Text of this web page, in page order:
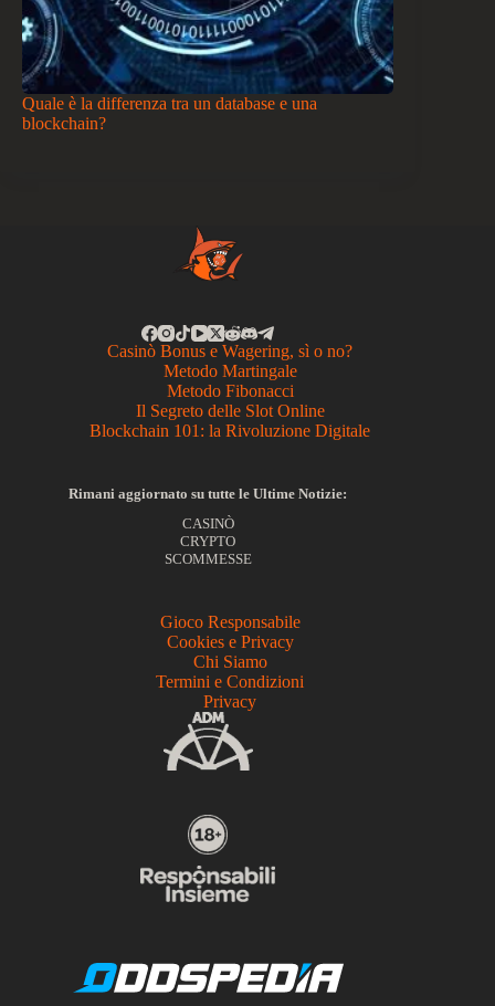
Quale è la differenza tra un database e una
blockchain?
Casinò Bonus e Wagering, sì o no?
Metodo Martingale
Metodo Fibonacci
Il Segreto delle Slot Online
Blockchain 101: la Rivoluzione Digitale
Rimani aggiornato su tutte le Ultime Notizie:
CASINÒ
CRYPTO
SCOMMESSE
Gioco Responsabile
Cookies e Privacy
Chi Siamo
Termini e Condizioni
Privacy